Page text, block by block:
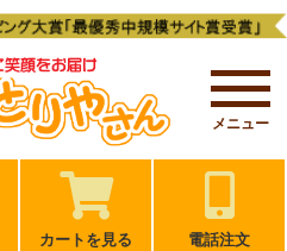
メニュー
カートを見る 電話注文